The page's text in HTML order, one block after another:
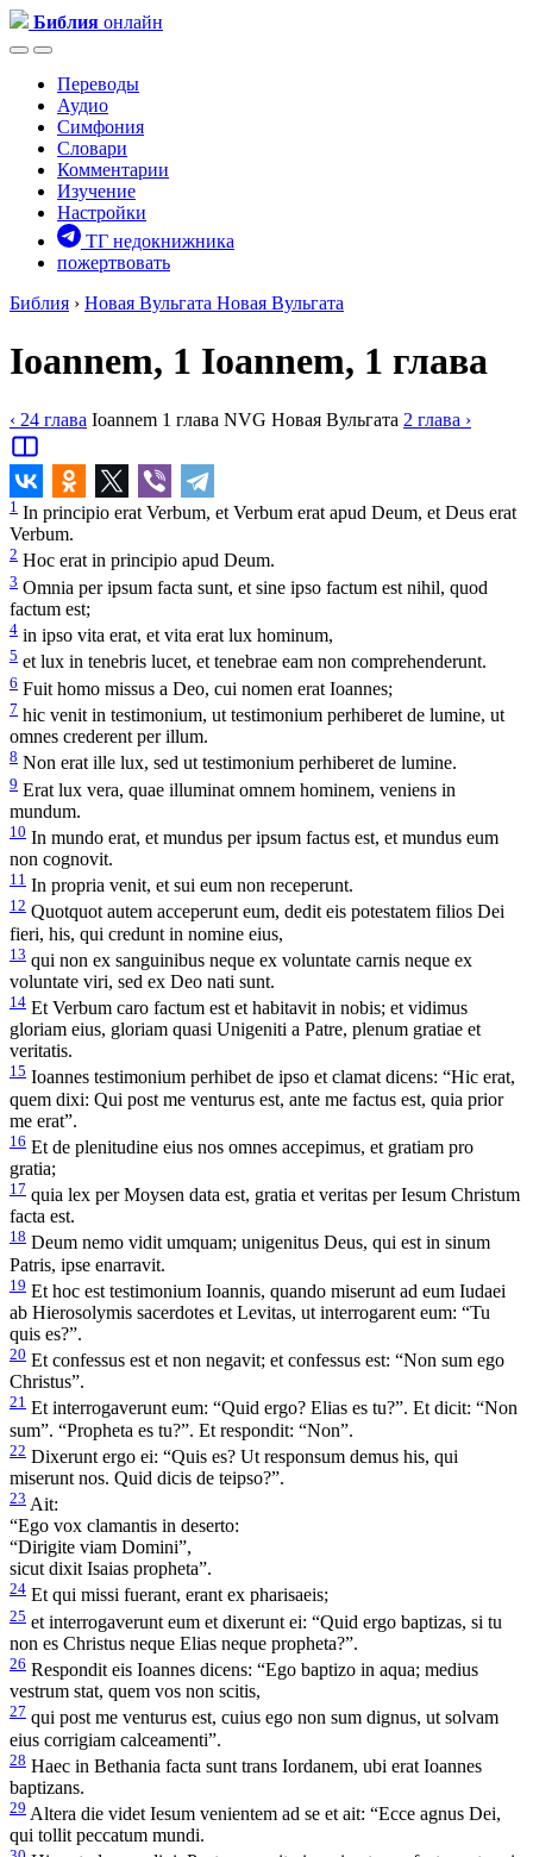
Библия онлайн
Переводы
Аудио
Симфония
Словари
Комментарии
Изучение
Настройки
ТГ недокнижника
пожертвовать
Библия › Новая Вульгата Новая Вульгата
Ioannem, 1 Ioannem, 1 глава
‹ 24 глава Ioannem 1 глава NVG Новая Вульгата 2 глава ›
1 In principio erat Verbum, et Verbum erat apud Deum, et Deus erat
Verbum.
2 Hoc erat in principio apud Deum.
3 Omnia per ipsum facta sunt, et sine ipso factum est nihil, quod
factum est;
4 in ipso vita erat, et vita erat lux hominum,
5 et lux in tenebris lucet, et tenebrae eam non comprehenderunt.
6 Fuit homo missus a Deo, cui nomen erat Ioannes;
7 hic venit in testimonium, ut testimonium perhiberet de lumine, ut
omnes crederent per illum.
8 Non erat ille lux, sed ut testimonium perhiberet de lumine.
9 Erat lux vera, quae illuminat omnem hominem, veniens in
mundum.
10 In mundo erat, et mundus per ipsum factus est, et mundus eum
non cognovit.
11 In propria venit, et sui eum non receperunt.
12 Quotquot autem acceperunt eum, dedit eis potestatem filios Dei
fieri, his, qui credunt in nomine eius,
13 qui non ex sanguinibus neque ex voluntate carnis neque ex
voluntate viri, sed ex Deo nati sunt.
14 Et Verbum caro factum est et habitavit in nobis; et vidimus
gloriam eius, gloriam quasi Unigeniti a Patre, plenum gratiae et
veritatis.
15 Ioannes testimonium perhibet de ipso et clamat dicens: “Hic erat,
quem dixi: Qui post me venturus est, ante me factus est, quia prior
me erat”.
16 Et de plenitudine eius nos omnes accepimus, et gratiam pro
gratia;
17 quia lex per Moysen data est, gratia et veritas per Iesum Christum
facta est.
18 Deum nemo vidit umquam; unigenitus Deus, qui est in sinum
Patris, ipse enarravit.
19 Et hoc est testimonium Ioannis, quando miserunt ad eum Iudaei
ab Hierosolymis sacerdotes et Levitas, ut interrogarent eum: “Tu
quis es?”.
20 Et confessus est et non negavit; et confessus est: “Non sum ego
Christus”.
21 Et interrogaverunt eum: “Quid ergo? Elias es tu?”. Et dicit: “Non
sum”. “Propheta es tu?”. Et respondit: “Non”.
22 Dixerunt ergo ei: “Quis es? Ut responsum demus his, qui
miserunt nos. Quid dicis de teipso?”.
23 Ait:
“Ego vox clamantis in deserto:
“Dirigite viam Domini”,
sicut dixit Isaias propheta”.
24 Et qui missi fuerant, erant ex pharisaeis;
25 et interrogaverunt eum et dixerunt ei: “Quid ergo baptizas, si tu
non es Christus neque Elias neque propheta?”.
26 Respondit eis Ioannes dicens: “Ego baptizo in aqua; medius
vestrum stat, quem vos non scitis,
27 qui post me venturus est, cuius ego non sum dignus, ut solvam
eius corrigiam calceamenti”.
28 Haec in Bethania facta sunt trans Iordanem, ubi erat Ioannes
baptizans.
29 Altera die videt Iesum venientem ad se et ait: “Ecce agnus Dei,
qui tollit peccatum mundi.